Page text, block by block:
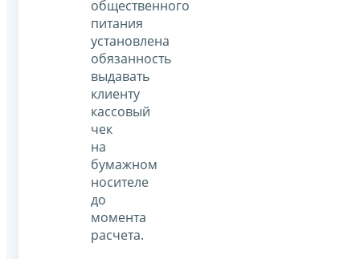
общественного
питания
установлена
обязанность
выдавать
клиенту
кассовый
чек
на
бумажном
носителе
до
момента
расчета.